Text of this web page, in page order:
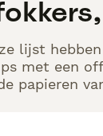
lijst
met een
papieren